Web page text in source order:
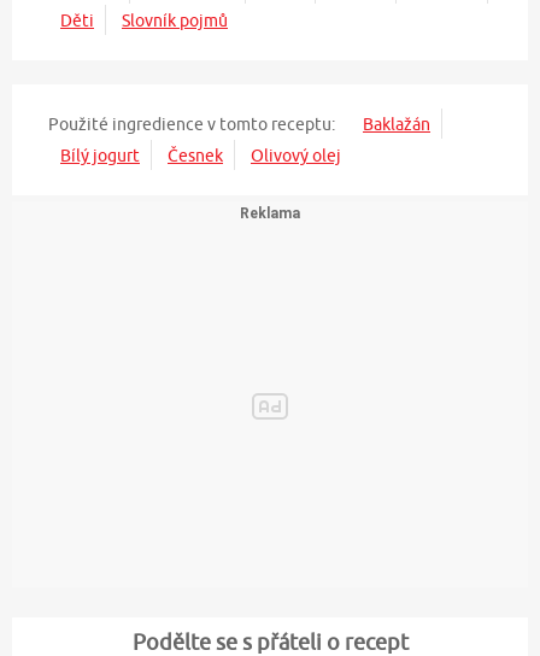
Děti
Slovník pojmů
Použité ingredience v tomto receptu:
Baklažán
Bílý jogurt
Česnek Olivový olej
Podělte se s přáteli o recept